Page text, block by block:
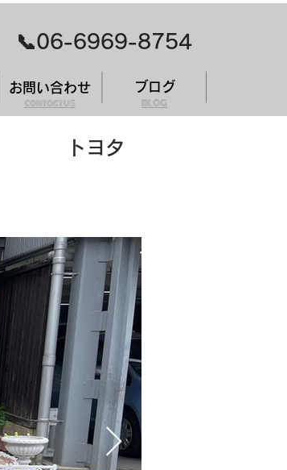
​📞06-6969-8754
contact us
お問い合わせ ブログ
BLOG
トヨタ